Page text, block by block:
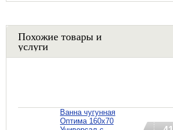
Похожие товары и
услуги
Ванна чугунная
Оптима 160х70